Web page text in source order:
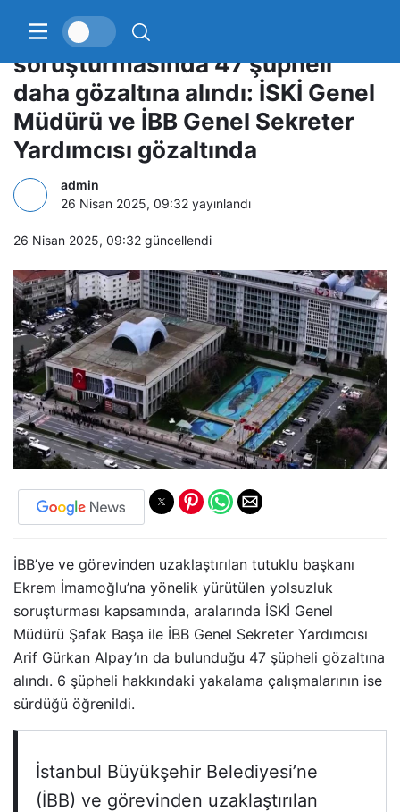
İBB’ye yönelik yolsuzluk
soruşturmasında 47 şüpheli
daha gözaltına alındı: İSKİ Genel
Müdürü ve İBB Genel Sekreter
Yardımcısı gözaltında
admin
26 Nisan 2025, 09:32 yayınlandı
26 Nisan 2025, 09:32 güncellendi
İBB’ye ve görevinden uzaklaştırılan tutuklu başkanı
Ekrem İmamoğlu’na yönelik yürütülen yolsuzluk
soruşturması kapsamında, aralarında İSKİ Genel
Müdürü Şafak Başa ile İBB Genel Sekreter Yardımcısı
Arif Gürkan Alpay’ın da bulunduğu 47 şüpheli gözaltına
alındı. 6 şüpheli hakkındaki yakalama çalışmalarının ise
sürdüğü öğrenildi.
İstanbul Büyükşehir Belediyesi’ne
(İBB) ve görevinden uzaklaştırılan